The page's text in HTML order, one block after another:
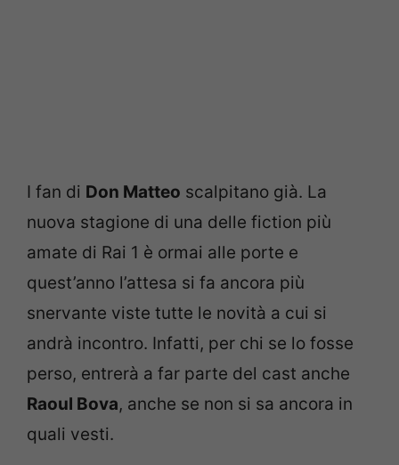
I fan di Don Matteo scalpitano già. La
nuova stagione di una delle fiction più
amate di Rai 1 è ormai alle porte e
quest’anno l’attesa si fa ancora più
snervante viste tutte le novità a cui si
andrà incontro. Infatti, per chi se lo fosse
perso, entrerà a far parte del cast anche
Raoul Bova, anche se non si sa ancora in
quali vesti.